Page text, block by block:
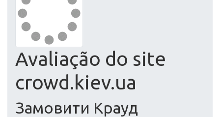
Avaliação do site
crowd.kiev.ua
Замовити Крауд